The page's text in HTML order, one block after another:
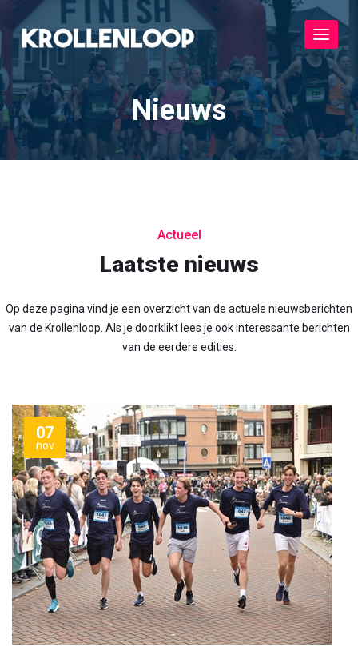
Toggle
Nieuws
Actueel
Laatste nieuws
Op deze pagina vind je een overzicht van de actuele nieuwsberichten
van de Krollenloop. Als je doorklikt lees je ook interessante berichten
van de eerdere edities.
07
nov